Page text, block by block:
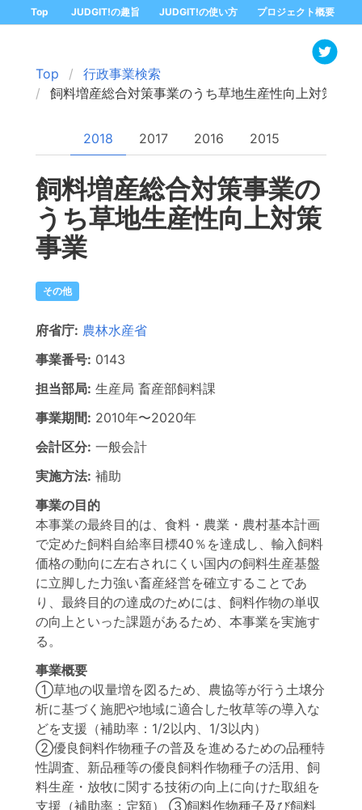
Top JUDGIT!の趣旨 JUDGIT!の使い方 プロジェクト概要
Top
行政事業検索
飼料増産総合対策事業のうち草地生産性向上対策事業
2018 2017 2016 2015
飼料増産総合対策事業の
うち草地生産性向上対策
事業
その他
府省庁: 農林水産省
事業番号: 0143
担当部局: 生産局 畜産部飼料課
事業期間: 2010年〜2020年
会計区分: 一般会計
実施方法: 補助
事業の目的
本事業の最終目的は、食料・農業・農村基本計画
で定めた飼料自給率目標40％を達成し、輸入飼料
価格の動向に左右されにくい国内の飼料生産基盤
に立脚した力強い畜産経営を確立することであ
り、最終目的の達成のためには、飼料作物の単収
の向上といった課題があるため、本事業を実施す
る。
事業概要
①草地の収量増を図るため、農協等が行う土壌分
析に基づく施肥や地域に適合した牧草等の導入な
どを支援（補助率：1/2以内、1/3以内）
②優良飼料作物種子の普及を進めるための品種特
性調査、新品種等の優良飼料作物種子の活用、飼
料生産・放牧に関する技術の向上に向けた取組を
支援（補助率：定額） ③飼料作物種子及び飼料